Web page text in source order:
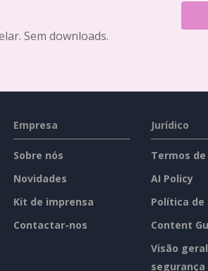
Sem downloads.
Empresa
Sobre nós
Novidades
Kit de imprensa
Contactar-nos
Jurídico
Termos
AI Policy
Política de
Content
Visão
segurança